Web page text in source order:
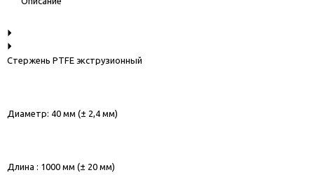
Стержень PTFE экструзионный
Диаметр: 40 мм (± 2,4 мм)
Длина : 1000 мм (± 20 мм)